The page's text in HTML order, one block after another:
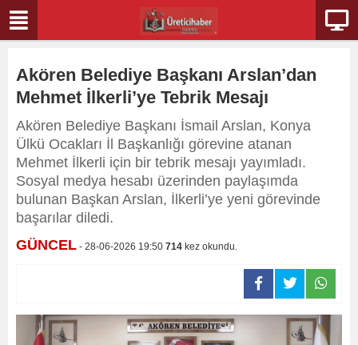
Akören Belediye Başkanı Arslan’dan
Mehmet İlkerli’ye Tebrik Mesajı
Akören Belediye Başkanı İsmail Arslan, Konya
Ülkü Ocakları İl Başkanlığı görevine atanan
Mehmet İlkerli için bir tebrik mesajı yayımladı.
Sosyal medya hesabı üzerinden paylaşımda
bulunan Başkan Arslan, İlkerli’ye yeni görevinde
başarılar diledi.
GÜNCEL - 28-06-2026 19:50 714 kez okundu.